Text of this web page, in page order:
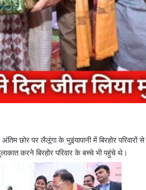
छोर पर लैलूंगा के भुइंयापानी में बिरहोर परिवारों
करने बिरहोर परिवार के बच्चे भी पहुंचे थे।